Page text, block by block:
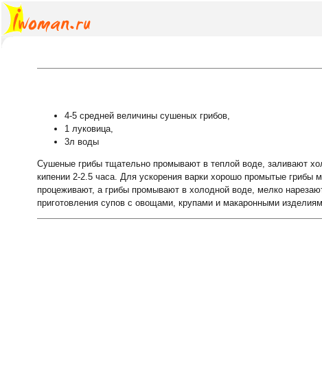
4-5 средней величины сушеных грибов,
1 луковица,
3л воды
Сушеные грибы тщательно промывают в теплой воде, заливают
кипении 2-2.5 часа. Для ускорения варки хорошо промытые грибы
процеживают, а грибы промывают в холодной воде, мелко
приготовления супов с овощами, крупами и макаронными